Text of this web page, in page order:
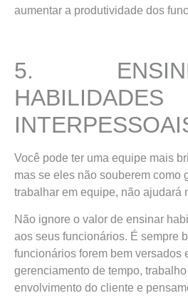
aumentar a produtividade dos
5.
HABILIDADES
Você pode ter uma equipe mais
mas se eles não souberem como
trabalhar em equipe, não ajudará
Não ignore o valor de ensinar
aos seus funcionários. É sempre
funcionários forem bem versados
gerenciamento de tempo,
envolvimento do cliente e